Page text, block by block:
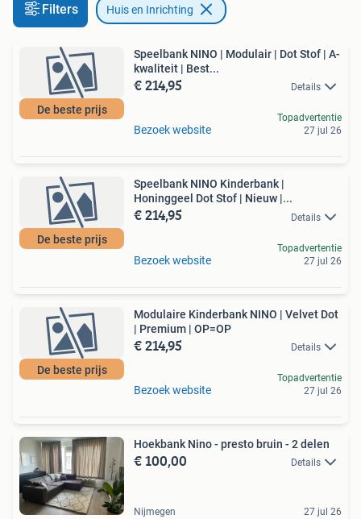
Filters Huis en Inrichting
De beste prijs
Speelbank NINO | Modulair | Dot Stof | A-
kwaliteit | Best...
€ 214,95 Details
Bezoek website
Topadvertentie
27 jul 26
De beste prijs
Speelbank NINO Kinderbank |
Honinggeel Dot Stof | Nieuw |...
€ 214,95 Details
Bezoek website
Topadvertentie
27 jul 26
De beste prijs
Modulaire Kinderbank NINO | Velvet Dot
| Premium | OP=OP
€ 214,95 Details
Bezoek website
Topadvertentie
27 jul 26
Hoekbank Nino - presto bruin - 2 delen
€ 100,00 Details
Nijmegen 27 jul 26